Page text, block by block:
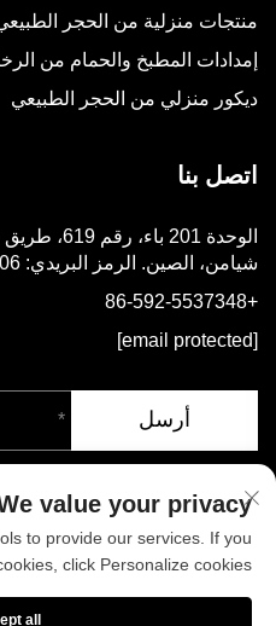
منتجات منزلية من الحجر
إمدادات المطبخ والحمام من
ديكور منزلي من الحجر الطبيعي
اتصل بنا
الوحدة 201
شيامن، الصين. الرمز البريدي: 361006
+86-592-5537348
[email protected]
أرسل
حقوق الطبع والنشر © شركة شيامن
value your privacy
to provide our services. If you
click Personalize cookies.
all